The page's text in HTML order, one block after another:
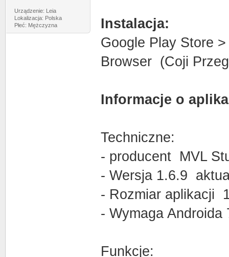
Urządzenie: Leia
Lokalizacja: Polska
Płeć: Mężczyzna
Instalacja:
Google Play Store
Browser (Coji
Informacje o
Techniczne:
- producent MVL
- Wersja 1.6.9
- Rozmiar aplikacji
- Wymaga Androida
Funkcje: